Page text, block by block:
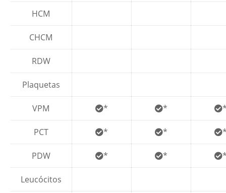
HCM
CHCM
RDW
Plaquetas
VPM * *
PCT * *
PDW * *
Leucócitos